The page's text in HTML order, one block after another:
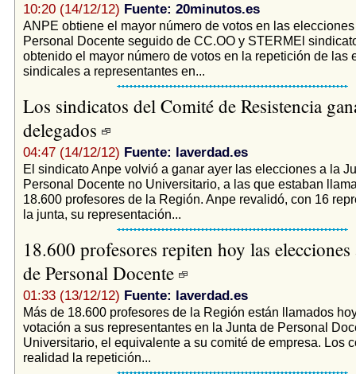
10:20 (14/12/12) Fuente: 20minutos.es
ANPE obtiene el mayor número de votos en las
Personal Docente seguido de CC.OO y STERMEl
obtenido el mayor número de votos en la repetición de las
sindicales a representantes en...
Los sindicatos del Comité de Resistencia
delegados
04:47 (14/12/12) Fuente: laverdad.es
El sindicato Anpe volvió a ganar ayer las elecciones a la
Personal Docente no Universitario, a las que estaban
18.600 profesores de la Región. Anpe revalidó, con 16
la junta, su representación...
18.600 profesores repiten hoy las elecciones
de Personal Docente
01:33 (13/12/12) Fuente: laverdad.es
Más de 18.600 profesores de la Región están llamados
votación a sus representantes en la Junta de Personal
Universitario, el equivalente a su comité de empresa. Los
realidad la repetición...